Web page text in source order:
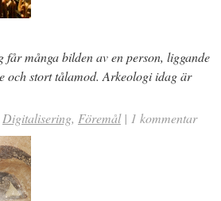
får många bilden av en person, liggande
och stort tålamod. Arkeologi idag är
Digitalisering, Föremål | 1 kommentar